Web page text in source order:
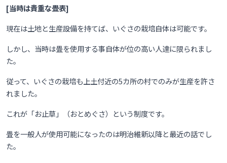
[当時は貴重な畳表]
現在は土地と生産設備を持てば、 いぐさの栽培自体は可能です。
しかし、当時は畳を使用する事自体が位の高い人達に限られまし
た。
従って、いぐさの栽培も上土付近の5カ所の村でのみが生産を許さ
れました。
これが「お止草」（おとめぐさ）という制度です。
畳を一般人が使用可能になったのは明治維新以降と最近の話でし
た。